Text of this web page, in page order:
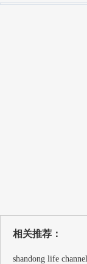
相关推荐：
shandong life